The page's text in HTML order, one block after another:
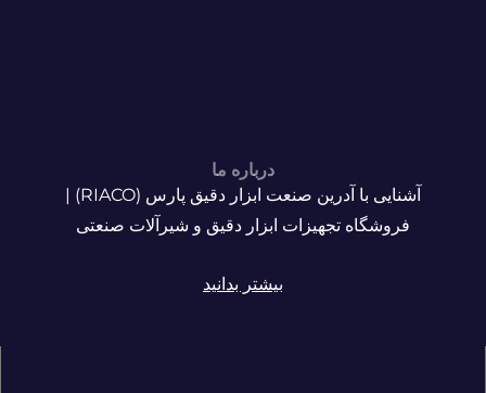
درباره ما
آشنایی با آدرین صنعت ابزار دقیق پارس (RIACO) |
فروشگاه تجهیزات ابزار دقیق و شیرآلات صنعتی
بیشتر بدانید